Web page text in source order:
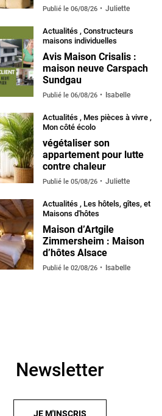
Publié le 06/08/26 Juliette
Actualités , Constructeurs
maisons individuelles
Avis Maison Crisalis :
maison neuve Carspach
Sundgau
Publié le 06/08/26 Isabelle
Actualités , Mes pièces à vivre ,
Mon côté écolo
végétaliser son
appartement pour lutte
contre chaleur
Publié le 05/08/26 Juliette
Actualités , Les hôtels, gîtes, et
Maisons d'hôtes
Maison d’Artgile
Zimmersheim : Maison
d’hôtes Alsace
Publié le 02/08/26 Isabelle
Newsletter
JE M'INSCRIS